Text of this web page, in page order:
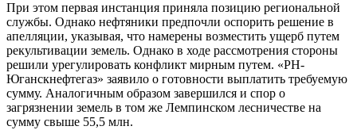
При этом первая инстанция приняла позицию региональной
службы. Однако нефтяники предпочли оспорить решение в
апелляции, указывая, что намерены возместить ущерб путем
рекультивации земель. Однако в ходе рассмотрения стороны
решили урегулировать конфликт мирным путем. «РН-
Юганскнефтегаз» заявило о готовности выплатить требуемую
сумму. Аналогичным образом завершился и спор о
загрязнении земель в том же Лемпинском лесничестве на
сумму свыше 55,5 млн.